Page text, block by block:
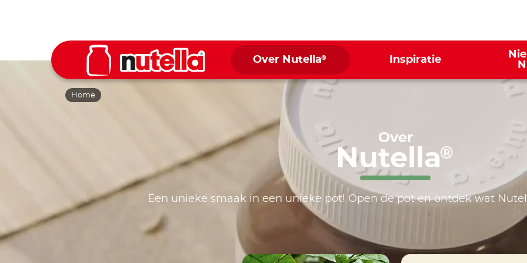
Over Nutella® Inspiratie
Home
Over
Nutella®
Een unieke smaak in een unieke pot! Open de pot en ontdek wat